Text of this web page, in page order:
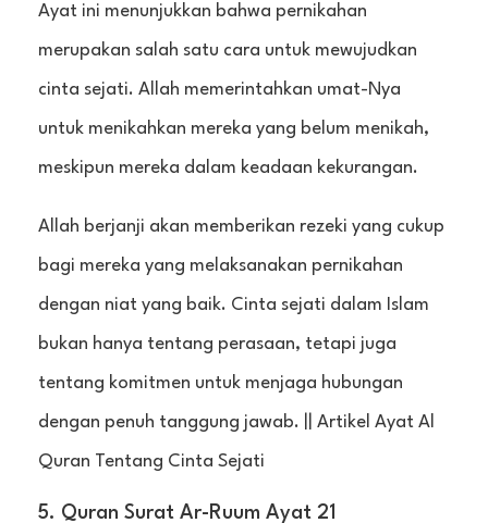
Ayat ini menunjukkan bahwa pernikahan
merupakan salah satu cara untuk mewujudkan
cinta sejati. Allah memerintahkan umat-Nya
untuk menikahkan mereka yang belum menikah,
meskipun mereka dalam keadaan kekurangan.
Allah berjanji akan memberikan rezeki yang cukup
bagi mereka yang melaksanakan pernikahan
dengan niat yang baik. Cinta sejati dalam Islam
bukan hanya tentang perasaan, tetapi juga
tentang komitmen untuk menjaga hubungan
dengan penuh tanggung jawab. || Artikel Ayat Al
Quran Tentang Cinta Sejati
5. Quran Surat Ar-Ruum Ayat 21